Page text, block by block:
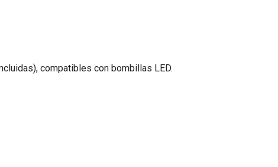
compatibles con bombillas LED.